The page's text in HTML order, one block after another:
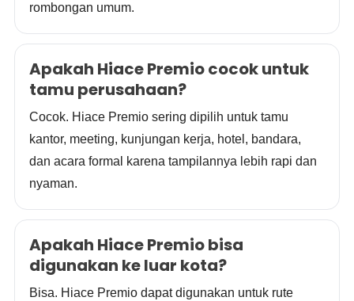
rombongan umum.
Apakah Hiace Premio cocok untuk
tamu perusahaan?
Cocok. Hiace Premio sering dipilih untuk tamu
kantor, meeting, kunjungan kerja, hotel, bandara,
dan acara formal karena tampilannya lebih rapi dan
nyaman.
Apakah Hiace Premio bisa
digunakan ke luar kota?
Bisa. Hiace Premio dapat digunakan untuk rute